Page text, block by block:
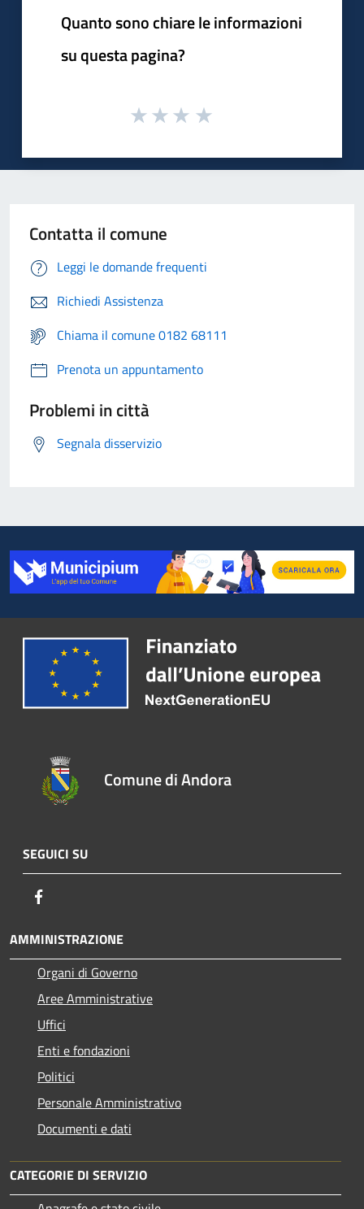
Quanto sono chiare le informazioni
su questa pagina?
Contatta il comune
Leggi le domande frequenti
Richiedi Assistenza
Chiama il comune 0182 68111
Prenota un appuntamento
Problemi in città
Segnala disservizio
Comune di Andora
SEGUICI SU
AMMINISTRAZIONE
Organi di Governo
Aree Amministrative
Uffici
Enti e fondazioni
Politici
Personale Amministrativo
Documenti e dati
CATEGORIE DI SERVIZIO